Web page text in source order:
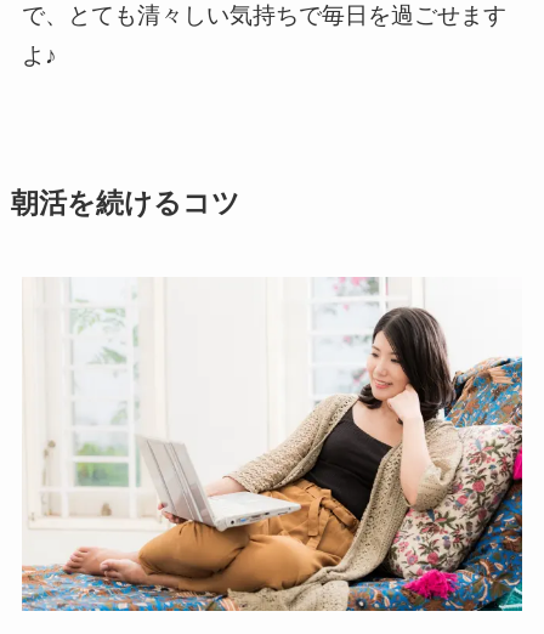
で、とても清々しい気持ちで毎日を過ごせます
よ♪
朝活を続けるコツ